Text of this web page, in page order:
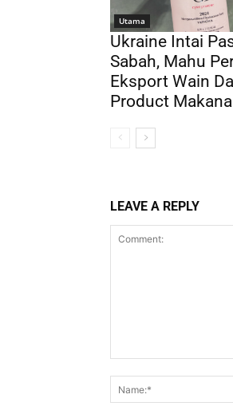
Utama
Ukraine Intai
Sabah, Mahu
Eksport Wain
Product
LEAVE A REPLY